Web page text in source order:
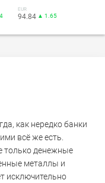
EUR
94.84 ▲ 1.65
как нередко банки
всё же есть.
только денежные
металлы и
исключительно